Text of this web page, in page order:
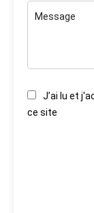
J’ai lu et
ce site